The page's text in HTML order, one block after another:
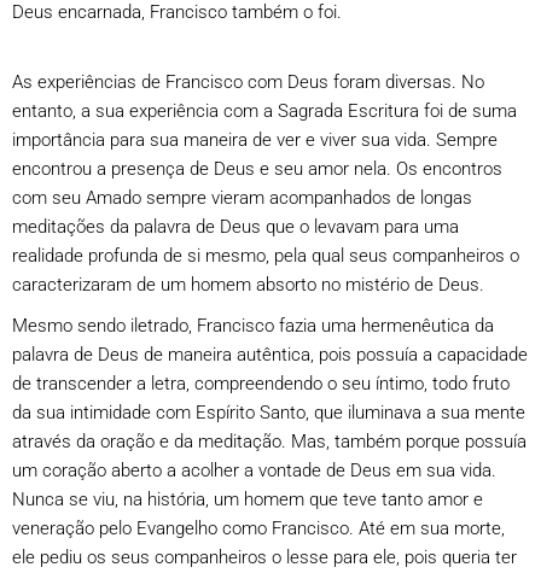
Deus encarnada, Francisco também o foi.
As experiências de Francisco com Deus foram diversas. No
entanto, a sua experiência com a Sagrada Escritura foi de suma
importância para sua maneira de ver e viver sua vida. Sempre
encontrou a presença de Deus e seu amor nela. Os encontros
com seu Amado sempre vieram acompanhados de longas
meditações da palavra de Deus que o levavam para uma
realidade profunda de si mesmo, pela qual seus companheiros o
caracterizaram de um homem absorto no mistério de Deus.
Mesmo sendo iletrado, Francisco fazia uma hermenêutica da
palavra de Deus de maneira autêntica, pois possuía a capacidade
de transcender a letra, compreendendo o seu íntimo, todo fruto
da sua intimidade com Espírito Santo, que iluminava a sua mente
através da oração e da meditação. Mas, também porque possuía
um coração aberto a acolher a vontade de Deus em sua vida.
Nunca se viu, na história, um homem que teve tanto amor e
veneração pelo Evangelho como Francisco. Até em sua morte,
ele pediu os seus companheiros o lesse para ele, pois queria ter